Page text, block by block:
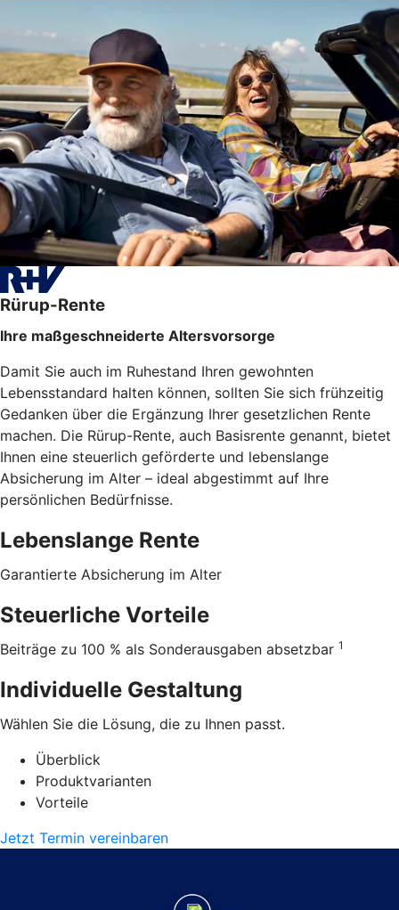
Rürup-Rente
Ihre maßgeschneiderte Altersvorsorge
Damit Sie auch im Ruhestand Ihren gewohnten
Lebensstandard halten können, sollten Sie sich frühzeitig
Gedanken über die Ergänzung Ihrer gesetzlichen Rente
machen. Die Rürup-Rente, auch Basisrente genannt, bietet
Ihnen eine steuerlich geförderte und lebenslange
Absicherung im Alter – ideal abgestimmt auf Ihre
persönlichen Bedürfnisse.
Lebenslange Rente
Garantierte Absicherung im Alter
Steuerliche Vorteile
Beiträge zu 100 % als Sonderausgaben absetzbar 1
Individuelle Gestaltung
Wählen Sie die Lösung, die zu Ihnen passt.
Überblick
Produktvarianten
Vorteile
Jetzt Termin vereinbaren